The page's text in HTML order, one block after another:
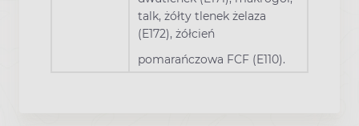
talk, żółty tlenek żelaza
(E172), żółcień
pomarańczowa FCF (E110).